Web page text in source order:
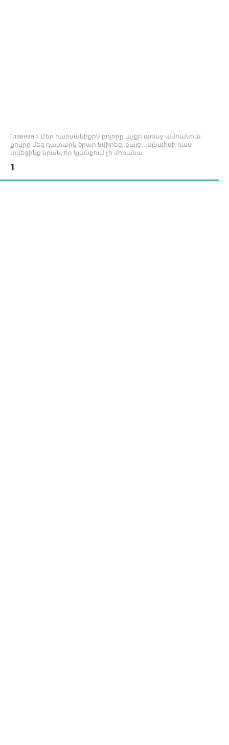
Главная » Մեր հարսանիքին բոլորը աչքի առաջ ամուսնուս
քույրը մեզ դատարկ ծրար նվիրեց, բայց․․․Այնպիսի դաս
տվեցինք նրան, որ կյանքում չի մոռանա
1